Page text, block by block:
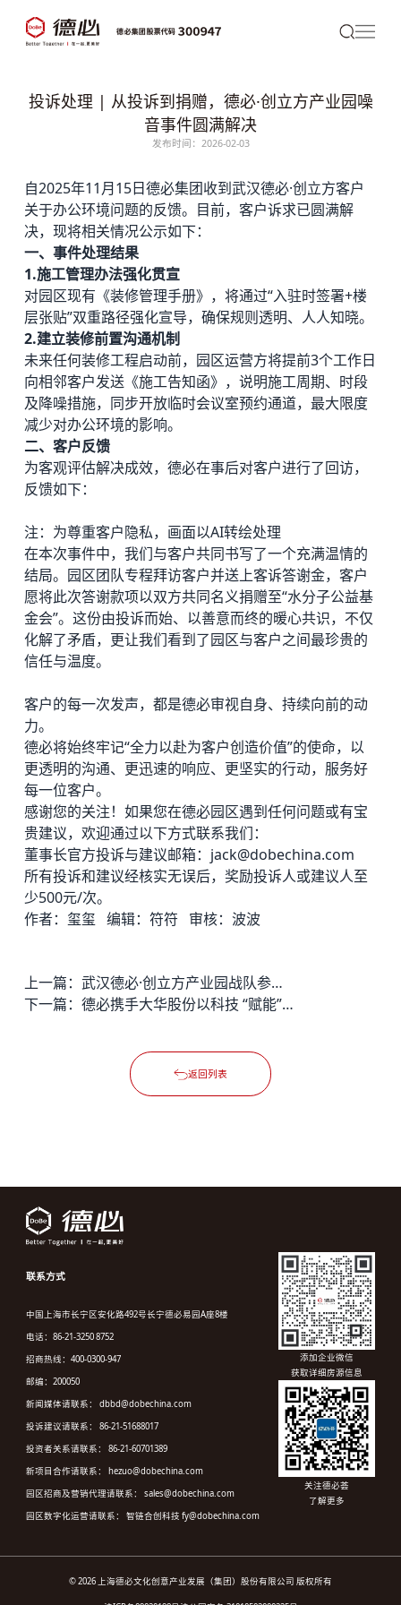
投诉处理 | 从投诉到捐赠，德必·创立方产业园噪
音事件圆满解决
发布时间：2026-02-03
自2025年11月15日德必集团收到武汉德必·创立方客户
关于办公环境问题的反馈。目前，客户诉求已圆满解
决，现将相关情况公示如下：
一、事件处理结果
1.施工管理办法强化贯宣
对园区现有《装修管理手册》，将通过“入驻时签署+楼
层张贴”双重路径强化宣导，确保规则透明、人人知晓。
2.建立装修前置沟通机制
未来任何装修工程启动前，园区运营方将提前3个工作日
向相邻客户发送《施工告知函》，说明施工周期、时段
及降噪措施，同步开放临时会议室预约通道，最大限度
减少对办公环境的影响。
二、客户反馈
为客观评估解决成效，德必在事后对客户进行了回访，
反馈如下：
注：为尊重客户隐私，画面以AI转绘处理
在本次事件中，我们与客户共同书写了一个充满温情的
结局。园区团队专程拜访客户并送上客诉答谢金，客户
愿将此次答谢款项以双方共同名义捐赠至“水分子公益基
金会”。这份由投诉而始、以善意而终的暖心共识，不仅
化解了矛盾，更让我们看到了园区与客户之间最珍贵的
信任与温度。
客户的每一次发声，都是德必审视自身、持续向前的动
力。
德必将始终牢记“全力以赴为客户创造价值”的使命，以
更透明的沟通、更迅速的响应、更坚实的行动，服务好
每一位客户。
感谢您的关注！如果您在德必园区遇到任何问题或有宝
贵建议，欢迎通过以下方式联系我们：
董事长官方投诉与建议邮箱：jack@dobechina.com
所有投诉和建议经核实无误后，奖励投诉人或建议人至
少500元/次。
作者：玺玺 编辑：符符 审核：波波
上一篇：
武汉德必·创立方产业园战队参加湖北省科协“科星计划”嘉年华活动获奖
下一篇：
德必携手大华股份以科技 “赋能”园区，共筑数智化服务新生态
返回列表
联系方式
中国上海市长宁区安化路492号长宁德必易园A座8楼
电话：86-21-3250 8752
招商热线：400-0300-947
邮编：200050
新闻媒体请联系： dbbd@dobechina.com
投诉建议请联系： 86-21-51688017
投资者关系请联系： 86-21-60701389
新项目合作请联系： hezuo@dobechina.com
园区招商及营销代理请联系： sales@dobechina.com
园区数字化运营请联系： 智链合创科技 fy@dobechina.com
添加企业微信
获取详细房源信息
关注德必荟
了解更多
© 2026 上海德必文化创意产业发展（集团）股份有限公司 版权所有